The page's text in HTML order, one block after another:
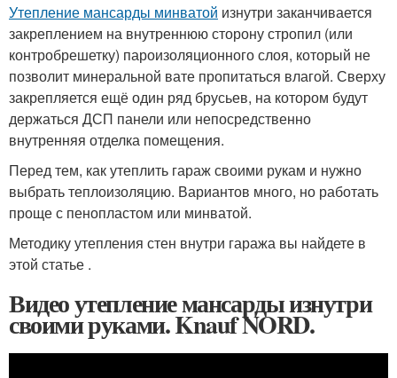
Утепление мансарды минватой изнутри заканчивается
закреплением на внутреннюю сторону стропил (или
контробрешетку) пароизоляционного слоя, который не
позволит минеральной вате пропитаться влагой. Сверху
закрепляется ещё один ряд брусьев, на котором будут
держаться ДСП панели или непосредственно
внутренняя отделка помещения.
Перед тем, как утеплить гараж своими рукам и нужно
выбрать теплоизоляцию. Вариантов много, но работать
проще с пенопластом или минватой.
Методику утепления стен внутри гаража вы найдете в
этой статье .
Видео утепление мансарды изнутри
своими руками. Knauf NORD.